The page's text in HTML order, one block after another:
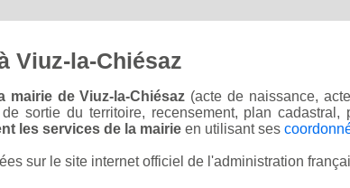
Viuz-la-Chiésaz
mairie de Viuz-la-Chiésaz (acte de naissance,
sortie du territoire, recensement, plan
les services de la mairie en utilisant ses
sur le site internet officiel de l'administration